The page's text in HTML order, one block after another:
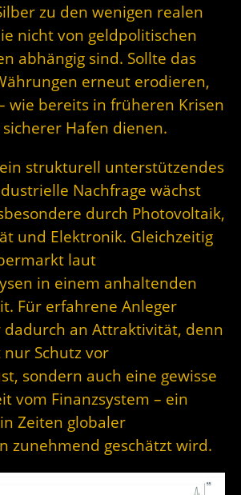
zu den wenigen realen
nicht von geldpolitischen
abhängig sind. Sollte das
erneut erodieren,
wie bereits in früheren Krisen
Hafen dienen.
strukturell unterstützendes
Nachfrage wächst
durch Photovoltaik,
und Elektronik. Gleichzeitig
laut
in einem anhaltenden
Für erfahrene Anleger
dadurch an Attraktivität, denn
Schutz vor
sondern auch eine gewisse
vom Finanzsystem – ein
Zeiten globaler
zunehmend geschätzt wird.